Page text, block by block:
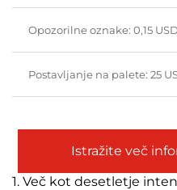
Opozorilne oznake: 0,15
Postavljanje na palete: 25
Istražite več
1. Več kot desetletje